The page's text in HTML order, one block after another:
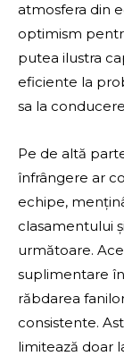
atmosfera din
optimism
putea ilustra
eficiente la
sa la
Pe de altă
înfrângere ar
echipe,
clasamentului
următoare.
suplimentare
răbdarea
consistente.
limitează doar